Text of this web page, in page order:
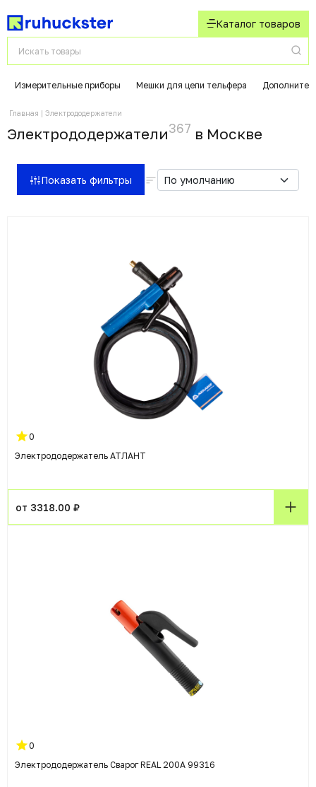
Каталог товаров
Измерительные приборы Мешки для цепи тельфера
Главная Электрододержатели
Электрододержатели367 в Москвe
Показать фильтры
0
Электрододержатель АТЛАНТ
от 3318.00 ₽
0
Электрододержатель Сварог REAL 200А 99316